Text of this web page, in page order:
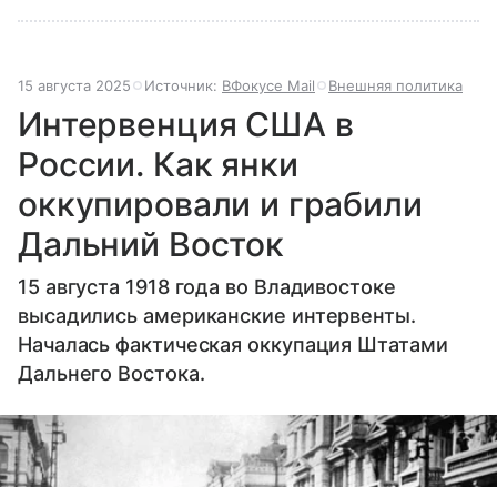
15 августа 2025 Источник: ВФокусе Mail Внешняя политика
Интервенция США в
России. Как янки
оккупировали и грабили
Дальний Восток
15 августа 1918 года во Владивостоке
высадились американские интервенты.
Началась фактическая оккупация Штатами
Дальнего Востока.